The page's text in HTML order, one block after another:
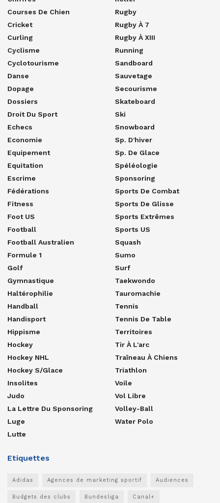
Courses De Chien
Cricket
Curling
Cyclisme
Cyclotourisme
Danse
Dopage
Dossiers
Droit Du Sport
Echecs
Economie
Equipement
Equitation
Escrime
Fédérations
Fitness
Foot US
Football
Football Australien
Formule 1
Golf
Gymnastique
Haltérophilie
Handball
Handisport
Hippisme
Hockey
Hockey NHL
Hockey S/glace
Insolites
Judo
La Lettre Du Sponsoring
Luge
Lutte
Rugby
Rugby À 7
Rugby À XIII
Running
Sandboard
Sauvetage
Secourisme
Skateboard
Ski
Snowboard
Sp. D'hiver
Sp. De Glace
Spéléologie
Sponsoring
Sports De Combat
Sports De Glisse
Sports Extrêmes
Sports US
Squash
Sumo
Surf
Taekwondo
Tauromachie
Tennis
Tennis De Table
Territoires
Tir À L'arc
Traîneau À Chiens
Triathlon
Voile
Vol Libre
Volley-Ball
Water Polo
Etiquettes
Adidas Agences de marketing sportif Audiences
Budgets des clubs Bundesliga Canal+